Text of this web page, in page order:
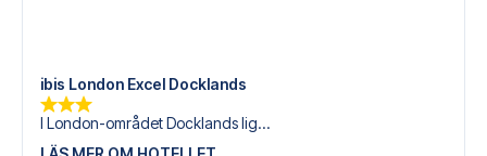
ibis London Excel Docklands
I London-området Docklands lig...